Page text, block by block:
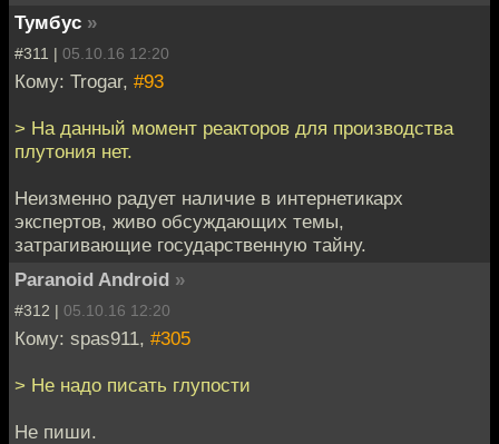
Тумбус »
#311 | 05.10.16 12:20
Кому: Trogar, #93
> На данный момент реакторов для производства
плутония нет.
Неизменно радует наличие в интернетикарх
экспертов, живо обсуждающих темы,
затрагивающие государственную тайну.
Paranoid Android »
#312 | 05.10.16 12:20
Кому: spas911, #305
> Не надо писать глупости
Не пиши.